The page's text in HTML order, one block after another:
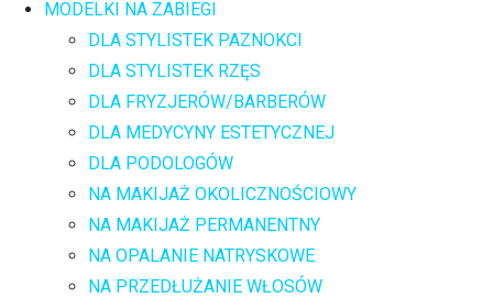
MODELKI NA ZABIEGI
DLA STYLISTEK PAZNOKCI
DLA STYLISTEK RZĘS
DLA FRYZJERÓW/BARBERÓW
DLA MEDYCYNY ESTETYCZNEJ
DLA PODOLOGÓW
NA MAKIJAŻ OKOLICZNOŚCIOWY
NA MAKIJAŻ PERMANENTNY
NA OPALANIE NATRYSKOWE
NA PRZEDŁUŻANIE WŁOSÓW